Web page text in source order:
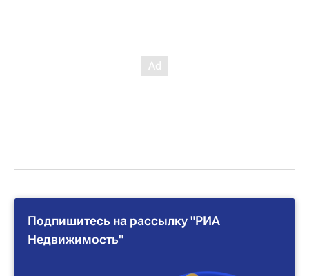
Подпишитесь на рассылку "РИА
Недвижимость"